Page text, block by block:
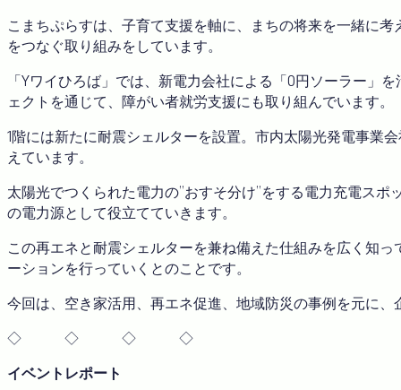
こまちぷらすは、子育て支援を軸に、まちの将来を一緒に
をつなぐ取り組みをしています。
「Yワイひろば」では、新電力会社による「0円ソーラー」
ェクトを通じて、障がい者就労支援にも取り組んでいます。
1階には新たに耐震シェルターを設置。市内太陽光発電事業
えています。
太陽光でつくられた電力の”おすそ分け”をする電力充電ス
の電力源として役立てていきます。
この再エネと耐震シェルターを兼ね備えた仕組みを広く知
ーションを行っていくとのことです。
今回は、空き家活用、再エネ促進、地域防災の事例を元に
◇ ◇ ◇ ◇
イベントレポート